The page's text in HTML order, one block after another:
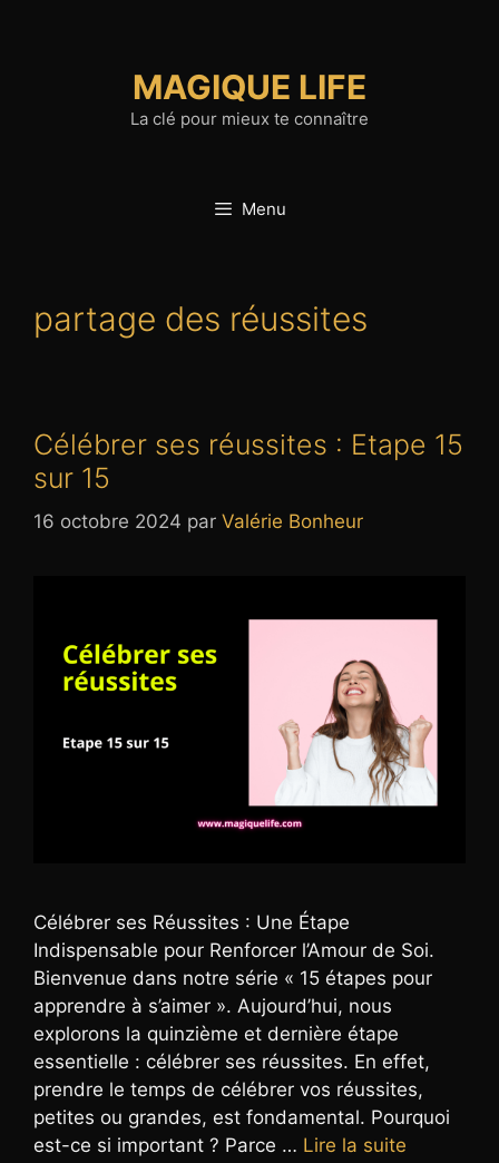
MAGIQUE LIFE
La clé pour mieux te connaître
Menu
partage des réussites
Célébrer ses réussites : Etape 15
sur 15
16 octobre 2024 par Valérie Bonheur
Célébrer ses Réussites : Une Étape
Indispensable pour Renforcer l’Amour de Soi.
Bienvenue dans notre série « 15 étapes pour
apprendre à s’aimer ». Aujourd’hui, nous
explorons la quinzième et dernière étape
essentielle : célébrer ses réussites. En effet,
prendre le temps de célébrer vos réussites,
petites ou grandes, est fondamental. Pourquoi
est-ce si important ? Parce … Lire la suite